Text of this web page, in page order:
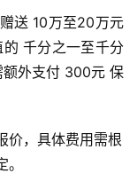
送 10万至20万元
千分之一至千分
外支付 300元 保
价，具体费用需根